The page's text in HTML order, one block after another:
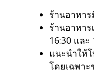
ร้านอาหา
ร้านอาหาร
16:30 และ
แนะนำให้
โดยเฉพา